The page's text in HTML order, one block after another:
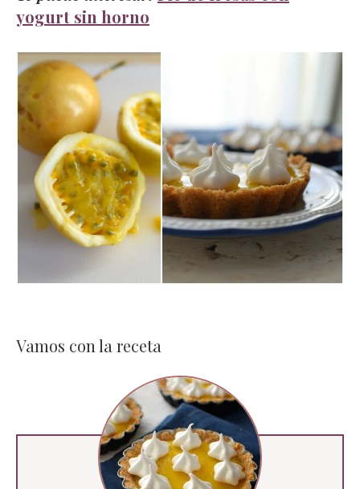
yogurt sin horno
Vamos con la receta